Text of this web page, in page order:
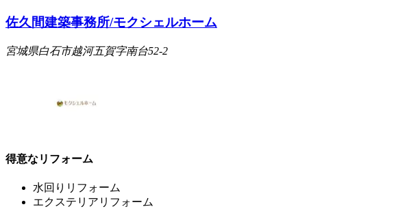
佐久間建築事務所/モクシェルホーム
宮城県白石市越河五賀字南台52-2
得意なリフォーム
水回りリフォーム
エクステリアリフォーム